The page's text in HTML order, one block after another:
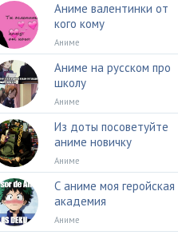
Аниме валентинки от
кого кому
Аниме
Аниме на русском про
школу
Аниме
Из доты посоветуйте
аниме новичку
Аниме
С аниме моя геройская
академия
Аниме